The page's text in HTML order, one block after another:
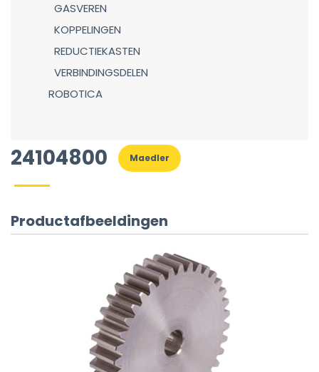
GASVEREN
KOPPELINGEN
REDUCTIEKASTEN
VERBINDINGSDELEN
ROBOTICA
24104800 Maedler
Productafbeeldingen